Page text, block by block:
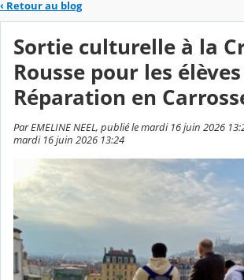
‹ Retour au blog
Sortie culturelle à la
Rousse pour les élèves
Réparation en
Par EMELINE NEEL, publié le mardi 16 juin 2026
mardi 16 juin 2026 13:24